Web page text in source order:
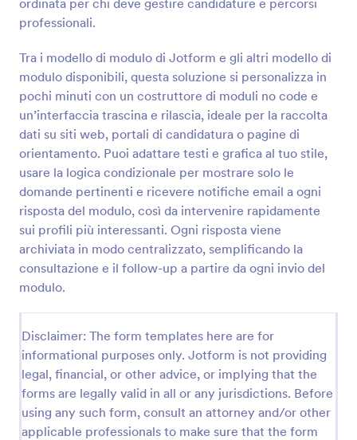
ordinata per chi deve gestire candidature e percorsi
professionali.
Tra i modello di modulo di Jotform e gli altri modello di
modulo disponibili, questa soluzione si personalizza in
pochi minuti con un costruttore di moduli no code e
un’interfaccia trascina e rilascia, ideale per la raccolta
dati su siti web, portali di candidatura o pagine di
orientamento. Puoi adattare testi e grafica al tuo stile,
usare la logica condizionale per mostrare solo le
domande pertinenti e ricevere notifiche email a ogni
risposta del modulo, così da intervenire rapidamente
sui profili più interessanti. Ogni risposta viene
archiviata in modo centralizzato, semplificando la
consultazione e il follow-up a partire da ogni invio del
modulo.
Disclaimer: The form templates here are for
informational purposes only. Jotform is not providing
legal, financial, or other advice, or implying that the
forms are legally valid in all or any jurisdictions. Before
using any such form, consult an attorney and/or other
applicable professionals to make sure that the form
Questionario Di Soddisfazione Del Cliente
Un questionario di soddisfazione del cliente è
utilizzato dalle aziende per scoprire cosa pensano i
clienti dei loro prodotti o servizi. Qualunque sia il
tipo di attività che gestisci, puoi raccogliere i dati
utili per migliorare la tua azienda con un
Questionario di Soddisfazione del Cliente online
gratuito! Dopo aver personalizzato il modello con le
tue domande e il tuo brand, puoi condividere il
modulo tramite link o incorporarlo nel tuo sito web
modificare le domande del questionario, puoi anche
aggiungere facilmente il logo della tua azienda,
cambiare i caratteri e i colori, e collegare il modulo a
oltre 80 app, tra cui Google Drive, Dropbox e molte
altre. Puoi persino analizzare i risultati con Tabelle
Jotform o generare report automatici con il
Generatore di Report di Jotform! Raccogli i
feedback di cui hai bisogno per migliorare la tua
Go to Category:
Template Questionario
Usa Template
Anteprima